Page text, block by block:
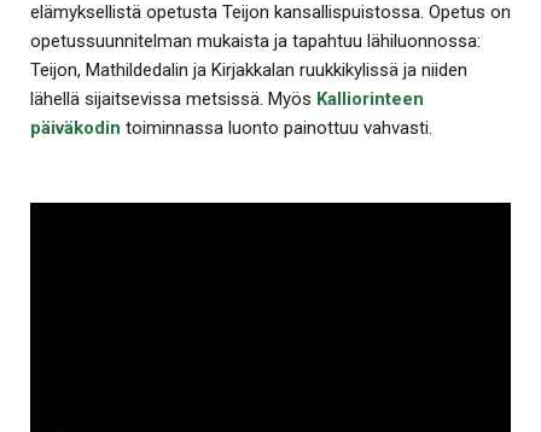
elämyksellistä opetusta Teijon kansallispuistossa. Opetus on
opetussuunnitelman mukaista ja tapahtuu lähiluonnossa:
Teijon, Mathildedalin ja Kirjakkalan ruukkikylissä ja niiden
lähellä sijaitsevissa metsissä. Myös Kalliorinteen
päiväkodin toiminnassa luonto painottuu vahvasti.